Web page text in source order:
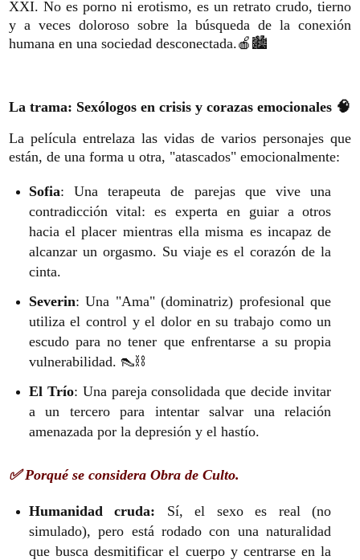
XXI. No es porno ni erotismo, es un retrato crudo, tierno
y a veces doloroso sobre la búsqueda de la conexión
humana en una sociedad desconectada.🍎🏙️
La trama: Sexólogos en crisis y corazas emocionales 🧠
La película entrelaza las vidas de varios personajes que
están, de una forma u otra, "atascados" emocionalmente:
Sofia: Una terapeuta de parejas que vive una
contradicción vital: es experta en guiar a otros
hacia el placer mientras ella misma es incapaz de
alcanzar un orgasmo. Su viaje es el corazón de la
cinta.
Severin: Una "Ama" (dominatriz) profesional que
utiliza el control y el dolor en su trabajo como un
escudo para no tener que enfrentarse a su propia
vulnerabilidad. 👠⛓️
El Trío: Una pareja consolidada que decide invitar
a un tercero para intentar salvar una relación
amenazada por la depresión y el hastío.
✅ Porqué se considera Obra de Culto.
Humanidad cruda: Sí, el sexo es real (no
simulado), pero está rodado con una naturalidad
que busca desmitificar el cuerpo y centrarse en la